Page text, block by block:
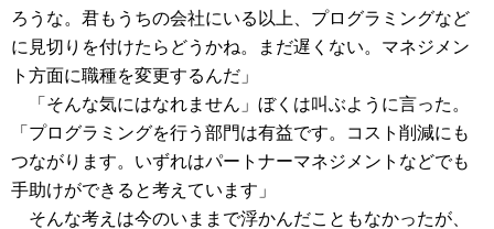
ろうな。君もうちの会社にいる以上、プログラミングなど
に見切りを付けたらどうかね。まだ遅くない。マネジメン
ト方面に職種を変更するんだ」
「そんな気にはなれません」ぼくは叫ぶように言った。
「プログラミングを行う部門は有益です。コスト削減にも
つながります。いずれはパートナーマネジメントなどでも
手助けができると考えています」
そんな考えは今のいままで浮かんだこともなかったが、